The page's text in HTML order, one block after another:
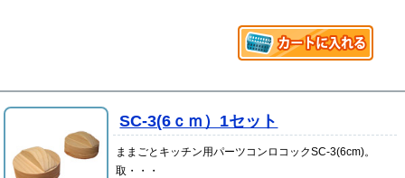
SC-3(6ｃｍ）1セット
ままごとキッチン用パーツコンロコックSC-3(6cm)。
取・・・